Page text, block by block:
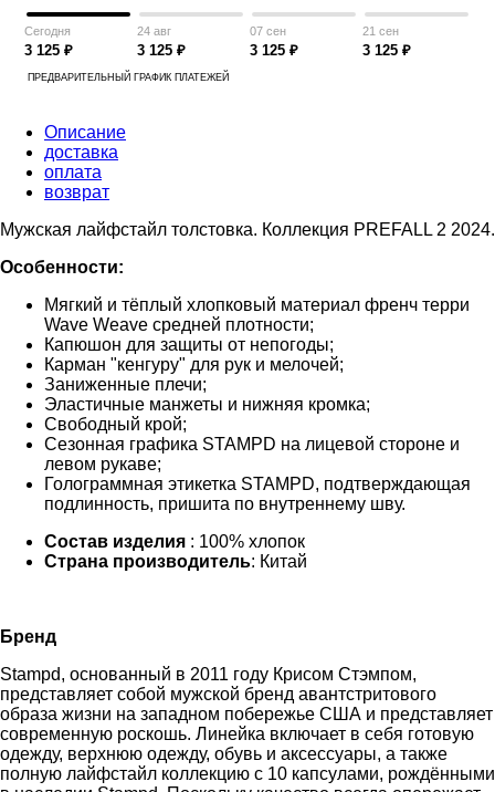
Сегодня
3 125 ₽
24 авг
3 125 ₽
07 сен
3 125 ₽
21 сен
3 125 ₽
ПРЕДВАРИТЕЛЬНЫЙ ГРАФИК ПЛАТЕЖЕЙ
Описание
доставка
оплата
возврат
Мужская лайфстайл толстовка. Коллекция PREFALL 2 2024.
Особенности:
Мягкий и тёплый хлопковый материал френч терри
Wave Weave средней плотности;
Капюшон для защиты от непогоды;
Карман "кенгуру" для рук и мелочей;
Заниженные плечи;
Эластичные манжеты и нижняя кромка;
Свободный крой;
Сезонная графика STAMPD на лицевой стороне и
левом рукаве;
Голограммная этикетка STAMPD, подтверждающая
подлинность, пришита по внутреннему шву.
Состав изделия : 100% хлопок
Страна производитель: Китай
Бренд
Stampd, основанный в 2011 году Крисом Стэмпом,
представляет собой мужской бренд авантстритового
образа жизни на западном побережье США и представляет
современную роскошь. Линейка включает в себя готовую
одежду, верхнюю одежду, обувь и аксессуары, а также
полную лайфстайл коллекцию с 10 капсулами, рождёнными